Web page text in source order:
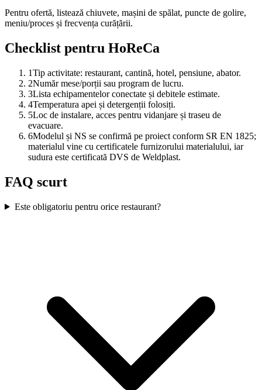
Pentru ofertă, listează chiuvete, mașini de spălat, puncte de golire,
meniu/proces și frecvența curățării.
Checklist pentru HoReCa
1Tip activitate: restaurant, cantină, hotel, pensiune, abator.
2Număr mese/porții sau program de lucru.
3Lista echipamentelor conectate și debitele estimate.
4Temperatura apei și detergenții folosiți.
5Loc de instalare, acces pentru vidanjare și traseu de
evacuare.
6Modelul și NS se confirmă pe proiect conform SR EN 1825;
materialul vine cu certificatele furnizorului materialului, iar
sudura este certificată DVS de Weldplast.
FAQ scurt
Este obligatoriu pentru orice restaurant?